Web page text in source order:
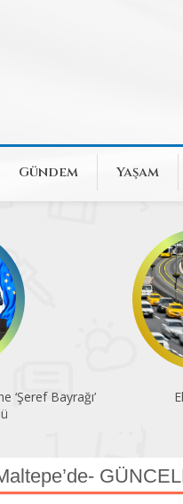
Gündem Yaşam
‘Şeref Bayrağı’